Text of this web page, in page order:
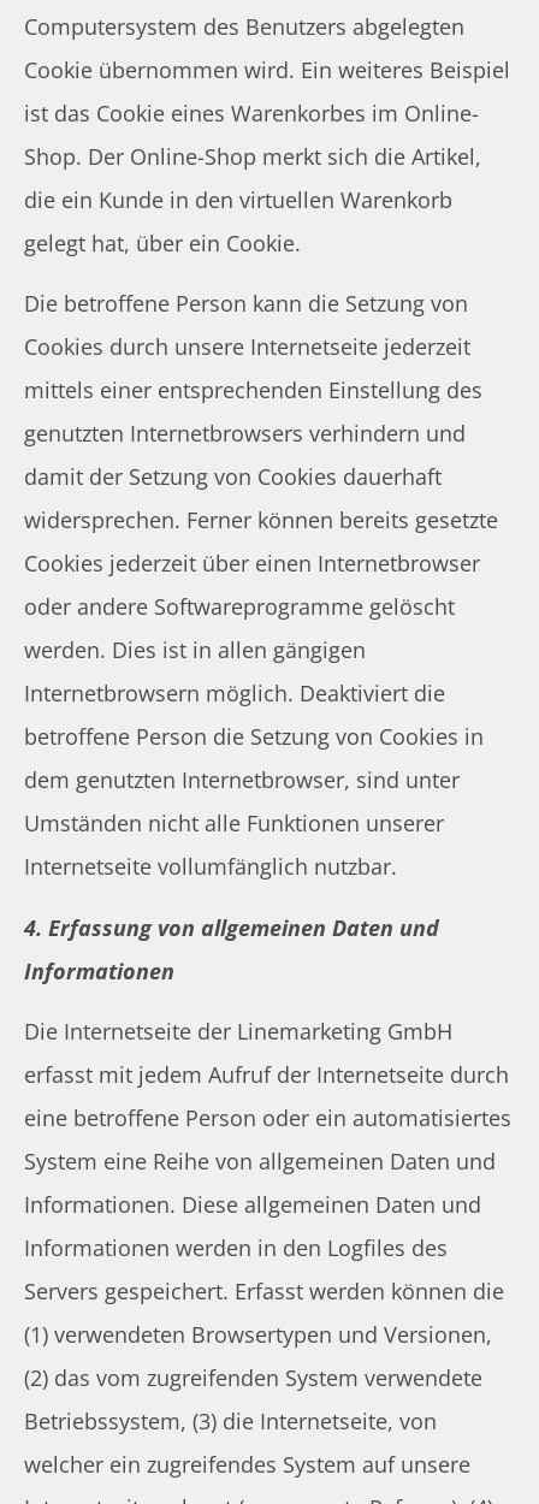
Computersystem des Benutzers abgelegten
Cookie übernommen wird. Ein weiteres Beispiel
ist das Cookie eines Warenkorbes im Online-
Shop. Der Online-Shop merkt sich die Artikel,
die ein Kunde in den virtuellen Warenkorb
gelegt hat, über ein Cookie.
Die betroffene Person kann die Setzung von
Cookies durch unsere Internetseite jederzeit
mittels einer entsprechenden Einstellung des
genutzten Internetbrowsers verhindern und
damit der Setzung von Cookies dauerhaft
widersprechen. Ferner können bereits gesetzte
Cookies jederzeit über einen Internetbrowser
oder andere Softwareprogramme gelöscht
werden. Dies ist in allen gängigen
Internetbrowsern möglich. Deaktiviert die
betroffene Person die Setzung von Cookies in
dem genutzten Internetbrowser, sind unter
Umständen nicht alle Funktionen unserer
Internetseite vollumfänglich nutzbar.
4. Erfassung von allgemeinen Daten und
Informationen
Die Internetseite der Linemarketing GmbH
erfasst mit jedem Aufruf der Internetseite durch
eine betroffene Person oder ein automatisiertes
System eine Reihe von allgemeinen Daten und
Informationen. Diese allgemeinen Daten und
Informationen werden in den Logfiles des
Servers gespeichert. Erfasst werden können die
(1) verwendeten Browsertypen und Versionen,
(2) das vom zugreifenden System verwendete
Betriebssystem, (3) die Internetseite, von
welcher ein zugreifendes System auf unsere